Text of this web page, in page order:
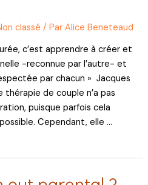
classé / ParAlice Beneteaud
c’est apprendre à créer et
-reconnue par l’autre- et
par chacun » Jacques
thérapie de couple n’a pas
puisque parfois cela
Cependant, elle …